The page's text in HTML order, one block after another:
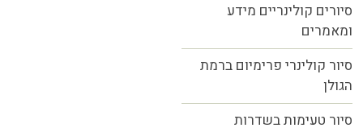
סיורים קולינריים מידע
ומאמרים
סיור קולינרי פרימיום ברמת
הגולן
סיור טעימות בשדרות